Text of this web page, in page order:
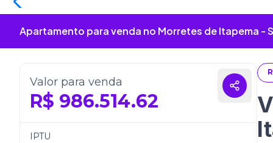
Apartamento para venda no Morretes de Itapema -
Valor para venda
R$ 986.514.62
IPTU